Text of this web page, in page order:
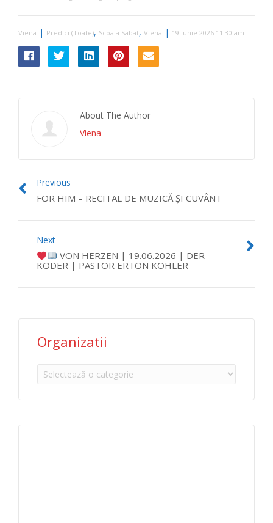
Viena | Predici (Toate), Scoala Sabat, Viena | 19 iunie 2026 11:30 am
About The Author
Viena -
Previous
FOR HIM – RECITAL DE MUZICĂ ȘI CUVÂNT
Next
VON HERZEN | 19.06.2026 | DER
KÖDER | PASTOR ERTON KÖHLER
Organizatii
Organizatii